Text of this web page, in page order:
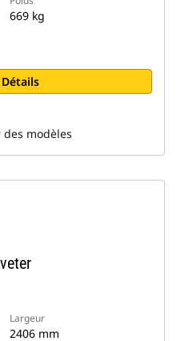
669 kg
des modèles
Largeur
2406 mm